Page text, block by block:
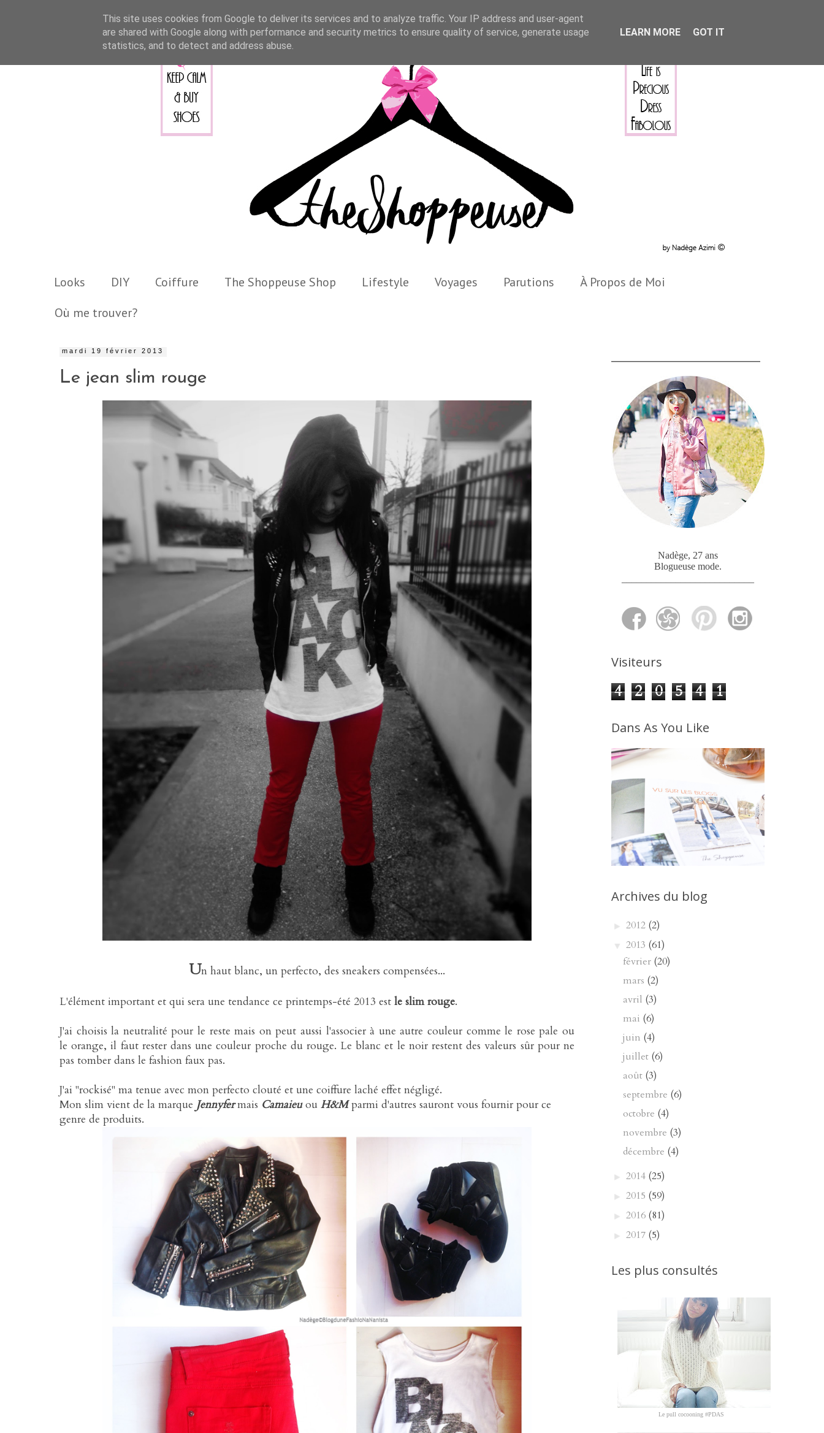
Looks DIY Coiffure The Shoppeuse Shop Lifestyle Voyages Parutions
À Propos de Moi
Où me trouver?
mardi 19 février 2013
Le jean slim rouge
Un haut blanc, un perfecto, des sneakers compensées...
L'élément important et qui sera une tendance ce printemps-été 2013 est le slim rouge.
J'ai choisis la neutralité pour le reste mais on peut aussi l'associer à une autre couleur comme le rose pale ou
le orange, il faut rester dans une couleur proche du rouge. Le blanc et le noir restent des valeurs sûr pour ne
pas tomber dans le fashion faux pas.
J'ai "rockisé" ma tenue avec mon perfecto clouté et une coiffure laché effet négligé.
Mon slim vient de la marque Jennyfermais Camaieuou H&Mparmi d'autres sauront vous fournir pour ce
genre de produits.
Nadège, 27 ans
Blogueuse mode.
Visiteurs
4 2 0 5 4 1
Dans As You Like
Archives du blog
► 2012 (2)
▼ 2013 (61)
février (20)
mars (2)
avril (3)
mai (6)
juin (4)
juillet (6)
août (3)
septembre (6)
octobre (4)
novembre (3)
décembre (4)
► 2014 (25)
► 2015 (59)
► 2016 (81)
► 2017 (5)
Les plus consultés
Le pull cocooning #PDAS
This site uses cookies from Google to deliver its services and to analyze traffic. Your IP address and user-agent
are shared with Google along with performance and security metrics to ensure quality of service, generate usage
statistics, and to detect and address abuse.
LEARN MORE GOT IT